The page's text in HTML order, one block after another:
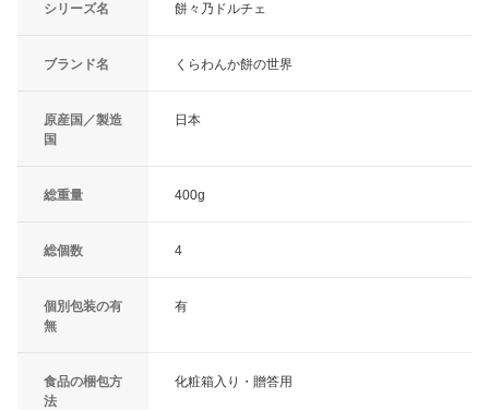
シリーズ名 餅々乃ドルチェ
ブランド名 くらわんか餅の世界
原産国／製造
国
日本
総重量 400g
総個数 4
個別包装の有
無
有
食品の梱包方
法
化粧箱入り・贈答用